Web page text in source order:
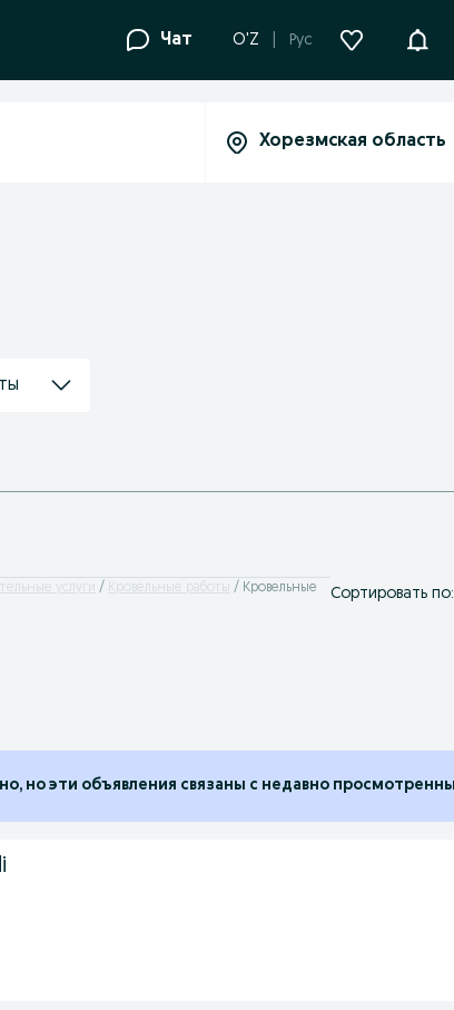
Чат O'Z Рус
услуги Кровельные работы
Кровельные
Сортировать по:
но эти объявления связаны с недавно